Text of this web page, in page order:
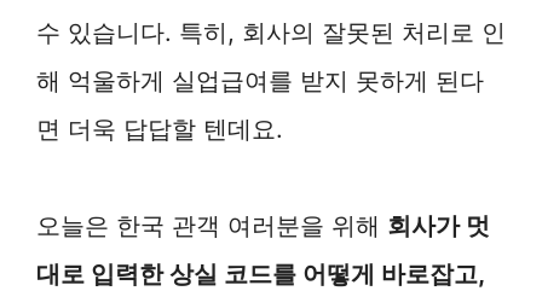
수 있습니다. 특히, 회사의 잘못된 처리로 인
해 억울하게 실업급여를 받지 못하게 된다
면 더욱 답답할 텐데요.
오늘은 한국 관객 여러분을 위해 회사가 멋
대로 입력한 상실 코드를 어떻게 바로잡고,